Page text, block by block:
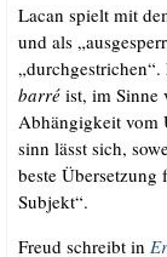
Lacan spielt mit
und als
bar­réist, im Sin­ne
Abhän­gig­keit vom
sinn lässt sich,
bes­te Über­set­zung
Subjekt“.
Freud schreibt in